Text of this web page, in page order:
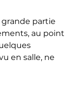
grande partie
au point
en salle, ne